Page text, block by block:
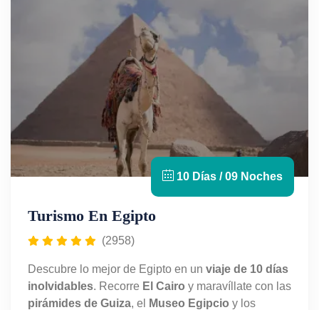
10 Días / 09 Noches
Turismo En Egipto
(2958)
Descubre lo mejor de Egipto en un viaje de 10 días
inolvidables. Recorre El Cairo y maravíllate con las
pirámides de Guiza, el Museo Egipcio y los